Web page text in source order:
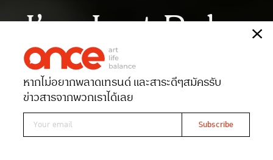
I’m Just Palm
เรื่องพัทธนันท์ สวนมะลิ
Date 20-05-2024Views 4144
หากไม่อยากพลาดเทรนด์ และสาระดีๆสมัครรับ
ข่าวสารจากพวกเราได้เลย